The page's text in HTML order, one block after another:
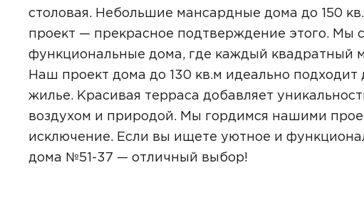
столовая. Небольшие мансардные дома до 150
проект — прекрасное подтверждение этого. Мы
функциональные дома, где каждый квадратный
Наш проект дома до 130 кв.м идеально
жилье. Красивая терраса добавляет
воздухом и природой. Мы гордимся нашими
исключение. Если вы ищете уютное и
дома №51-37 — отличный выбор!
Даюсогласие на